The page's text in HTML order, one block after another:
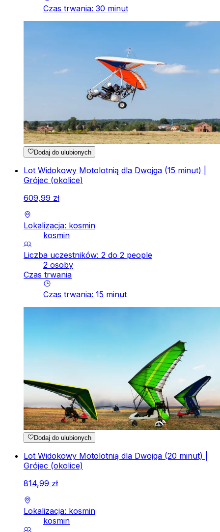
Czas trwania: 30 minut
Dodaj do ulubionych
Lot Widokowy Motolotnią dla Dwojga (15 minut) |
Grójec (okolice)
609,99 zł
Lokalizacja: kosmin
kosmin
Liczba uczestników: 2 do 2 people
2 osoby
Czas trwania
Czas trwania: 15 minut
Dodaj do ulubionych
Lot Widokowy Motolotnią dla Dwojga (20 minut) |
Grójec (okolice)
814,99 zł
Lokalizacja: kosmin
kosmin